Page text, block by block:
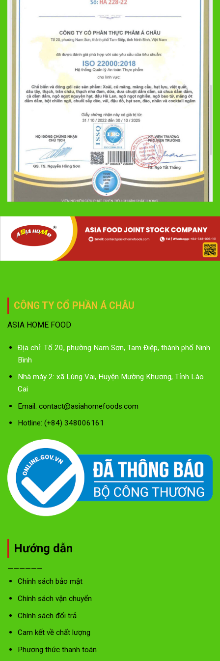
CÔNG TY CỔ PHẦN Á CHÂU
ASIA HOME FOOD
Địa chỉ: Tổ 20, phường Nam Sơn, Tam Điệp, thành phố Ninh
Bình
Nhà máy 2: xã Lùng Vai, Huyện Mường Khương, Tỉnh Lào
Cai
Email: contact@asiahomefoods.com
Hotline: (+84) 348006161
Hướng dẫn
——————
Chính sách bảo mật
Chính sách vận chuyển
Chính sách đổi trả
Cam kết về chất lượng
Phương thức thanh toán